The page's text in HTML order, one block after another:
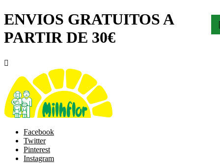
ENVIOS GRATUITOS A
PARTIR DE 30€

Facebook
Twitter
Pinterest
Instagram